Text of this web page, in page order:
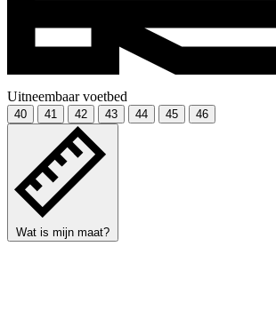
Uitneembaar voetbed
40 41 42 43 44 45 46
Wat is mijn maat?